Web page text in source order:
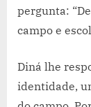
pergunta:
campo e
Diná lhe
identidade,